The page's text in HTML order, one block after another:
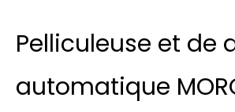
Pelliculeuse et de
automatique